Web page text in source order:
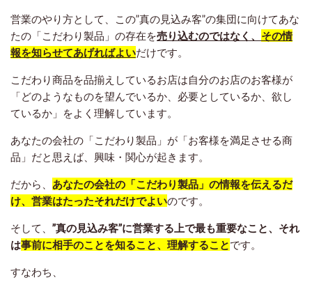
営業のやり方として、この”真の見込み客”の集団に向けてあな
たの「こだわり製品」の存在を売り込むのではなく、 その情
報を知らせてあげればよいだけです。
こだわり商品を品揃えしているお店は自分のお店のお客様が
「どのようなものを望んでいるか、必要としているか、欲し
ているか」をよく理解しています。
あなたの会社の「こだわり製品」が「お客様を満足させる商
品」だと思えば、興味・関心が起きます。
だから、 あなたの会社の「こだわり製品」の情報を伝えるだ
け、営業はたったそれだけでよいのです。
そして、 ”真の見込み客”に営業する上で最も重要なこと、それ
は事前に相手のことを知ること、理解することです。
すなわち、